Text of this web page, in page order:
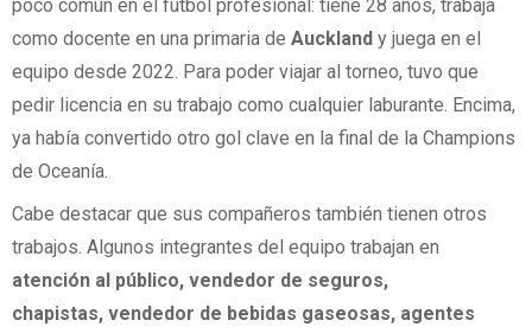
poco común en el fútbol profesional: tiene 28 años, trabaja
como docente en una primaria de Auckland y juega en el
equipo desde 2022. Para poder viajar al torneo, tuvo que
pedir licencia en su trabajo como cualquier laburante. Encima,
ya había convertido otro gol clave en la final de la Champions
de Oceanía.
Cabe destacar que sus compañeros también tienen otros
trabajos. Algunos integrantes del equipo trabajan en
atención al público, vendedor de seguros,
chapistas, vendedor de bebidas gaseosas, agentes